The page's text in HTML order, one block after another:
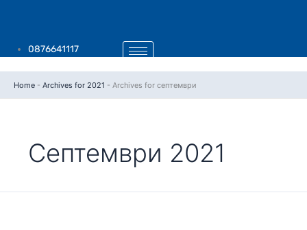
0876641117
Home - Archives for 2021 - Archives for септември
Септември 2021